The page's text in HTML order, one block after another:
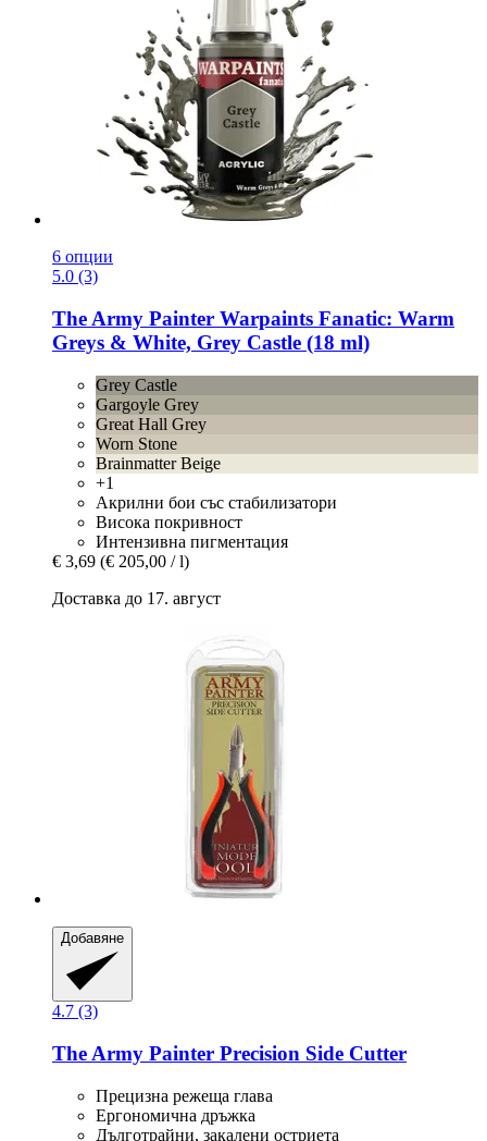
6 опции
5.0 (3)
The Army Painter Warpaints Fanatic: Warm
Greys & White, Grey Castle (18 ml)
Grey Castle
Gargoyle Grey
Great Hall Grey
Worn Stone
Brainmatter Beige
+1
Акрилни бои със стабилизатори
Висока покривност
Интензивна пигментация
€ 3,69 (€ 205,00 / l)
Доставка до 17. август
Добавяне
4.7 (3)
The Army Painter Precision Side Cutter
Прецизна режеща глава
Ергономична дръжка
Дълготрайни, закалени остриета